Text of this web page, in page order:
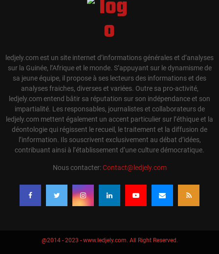
ledjely.com est un site internet d’informations générales et d’analyses
sur la Guinée, l’Afrique et le monde. S’appuyant sur le dynamisme de
sa jeune équipe, il propose à ses lecteurs des informations et des
analyses fraiches, diverses et variées. Outre sa pro-activité,
ledjely.com entend bâtir sa réputation sur son indépendance et son
impartialité. Les responsables, journalistes et collaborateurs de
ledjely.com mettent également un accent particulier sur l’éthique et la
déontologie qui régissent le recueil, le traitement et la diffusion de
l’information. Ils souscrivent exclusivement au débat d’idées,
contribuant ainsi à l’établissement d’une culture démocratique.
Nous contacter:Contact@ledjely.com
@2014 - 2023 - www.ledjely.com. All Right Reserved.